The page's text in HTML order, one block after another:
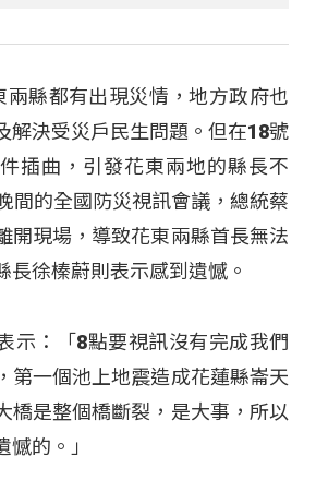
兩縣都有出現災情，地方政府也
解決受災戶民生問題。但在18號
插曲，引發花東兩地的縣長不
間的全國防災視訊會議，總統蔡
開現場，導致花東兩縣首長無法
長徐榛蔚則表示感到遺憾。
示：「8點要視訊沒有完成我們
第一個池上地震造成花蓮縣崙天
橋是整個橋斷裂，是大事，所以
的。」